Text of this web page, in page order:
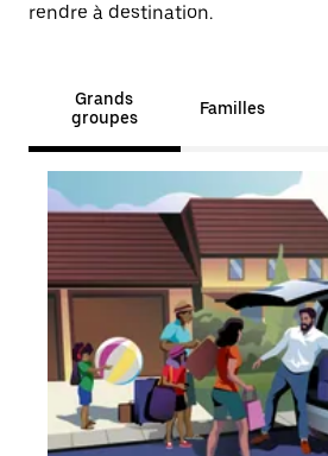
rendre à destination.
Grands
groupes
Familles